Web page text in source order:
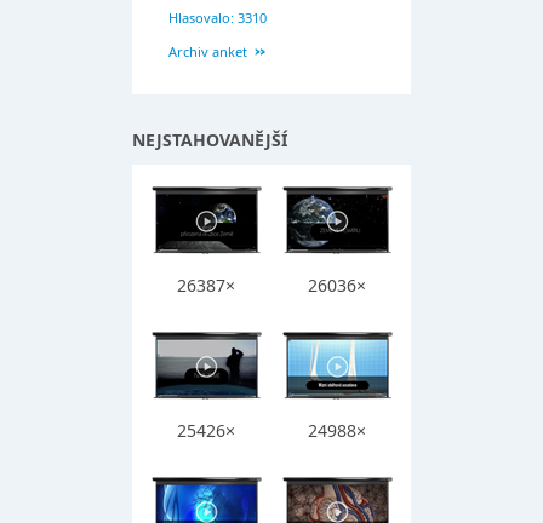
Hlasovalo: 3310
Archiv anket
NEJSTAHOVANĚJŠÍ
26387× 26036×
25426× 24988×